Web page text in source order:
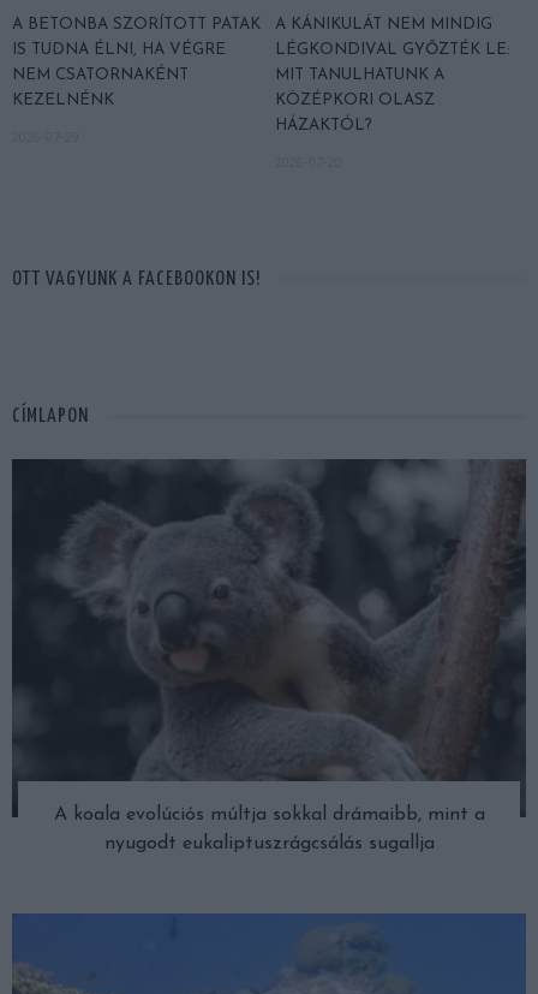
A BETONBA SZORÍTOTT PATAK
IS TUDNA ÉLNI, HA VÉGRE
NEM CSATORNAKÉNT
KEZELNÉNK
A KÁNIKULÁT NEM MINDIG
LÉGKONDIVAL GYŐZTÉK LE:
MIT TANULHATUNK A
KÖZÉPKORI OLASZ
HÁZAKTÓL?
OTT VAGYUNK A FACEBOOKON IS!
CÍMLAPON
A koala evolúciós múltja sokkal drámaibb, mint a
nyugodt eukaliptuszrágcsálás sugallja